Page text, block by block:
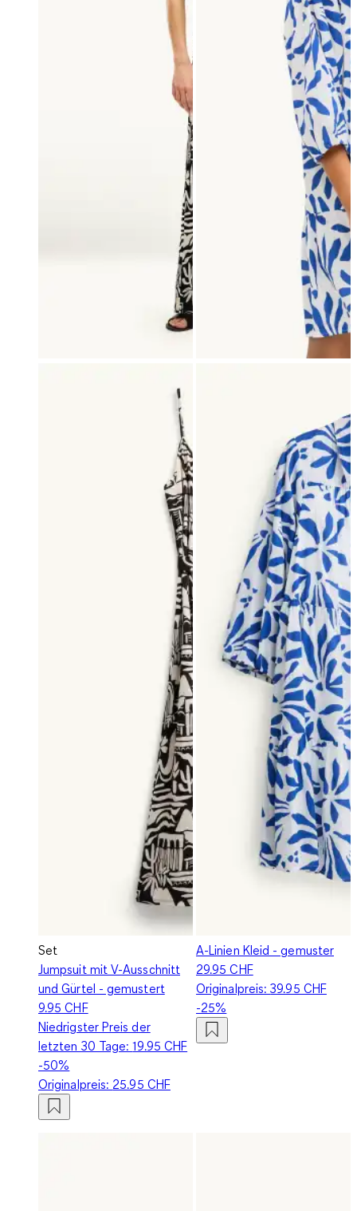
Set
Jumpsuit mit V-Ausschnitt
und Gürtel - gemustert
9.95 CHF
Niedrigster Preis der
letzten 30 Tage:19.95 CHF
-50%
Originalpreis: 25.95 CHF
A-Linien Kleid - gemuster
29.95 CHF
Originalpreis:39.95 CHF
-25%